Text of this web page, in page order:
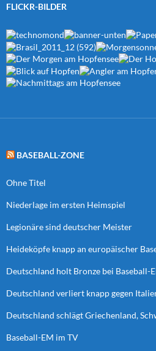
FLICKR-BILDER
BASEBALL-ZONE
Ohne Titel
Niederlage im ersten Heimspiel
Legionäre sind deutscher Meister
Heideköpfe knapp an europäischer
Deutschland holt Bronze bei Baseball-
Deutschland verliert knapp gegen
Deutschland schlägt Griechenland,
Baseball-EM im TV